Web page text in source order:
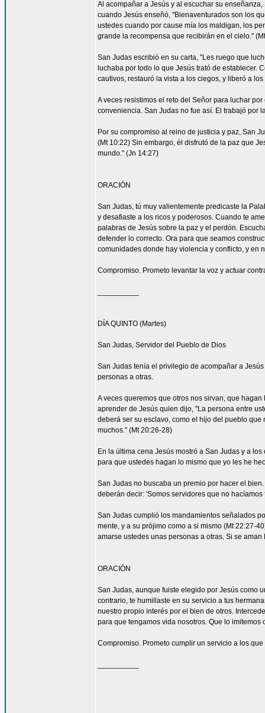
Al acompañar a Jesús y al escuchar su
cuando Jesús enseñó, "Bienaventurados son los
ustedes cuando por cause mía los maldigan, los
grande la recompensa que recibirán en el cielo."
San Judas escribió en su carta, "Les ruego que
luchaba por todo lo que Jesús trató de establecer.
cautivos, restauró la vista a los ciegos, y liberó a
A veces resistimos el reto del Señor para luchar
conveniencia. San Judas no fue así. El trabajó por
Por su compromiso al reino de justicia y paz, San
(Mt 10:22) Sin embargo, él disfrutó de la paz que
mundo." (Jn 14:27)
ORACIÓN
San Judas, tú muy valientemente predicaste la
y desafiaste a los ricos y poderosos. Cuando te
palabras de Jesús sobre la paz y el perdón.
defender lo correcto. Ora para que seamos
comunidades donde hay violencia y conflicto, y en
Compromiso. Prometo levantar la voz y actuar
DÍA QUINTO (Martes)
San Judas, Servidor del Pueblo de Dios
San Judas tenía el privilegio de acompañar a
personas a otras.
A veces queremos que otros nos sirvan, que
aprender de Jesús quien dijo, "La persona entre
deberá ser su esclavo, como el hijo del pueblo
muchos." (Mt 20:26-28)
En la última cena Jesús mostró a San Judas y a
para que ustedes hagan lo mismo que yo les he
San Judas no buscaba un premio por hacer el
deberán decir: 'Somos servidores que no
San Judas cumplió los mandamientos señalados
mente, y a su prójimo como a si mismo (Mt 22:27-
amarse ustedes unas personas a otras. Si se
ORACIÓN
San Judas, aunque fuiste elegido por Jesús como
contrario, te humillaste en su servicio a tus
nuestro propio interés por el bien de otros.
para que tengamos vida nosotros. Que lo
Compromiso. Prometo cumplir un servicio a los